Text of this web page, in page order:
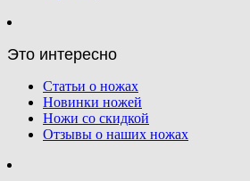
Это интересно
Статьи о ножах
Новинки ножей
Ножи со скидкой
Отзывы о наших ножах